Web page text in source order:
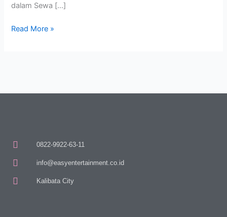
dalam Sewa […]
Read More »
0822-9922-63-11
info@easyentertainment.co.id
Kalibata City